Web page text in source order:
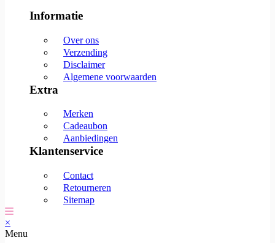
Informatie
Over ons
Verzending
Disclaimer
Algemene voorwaarden
Extra
Merken
Cadeaubon
Aanbiedingen
Klantenservice
Contact
Retourneren
Sitemap
×
Menu